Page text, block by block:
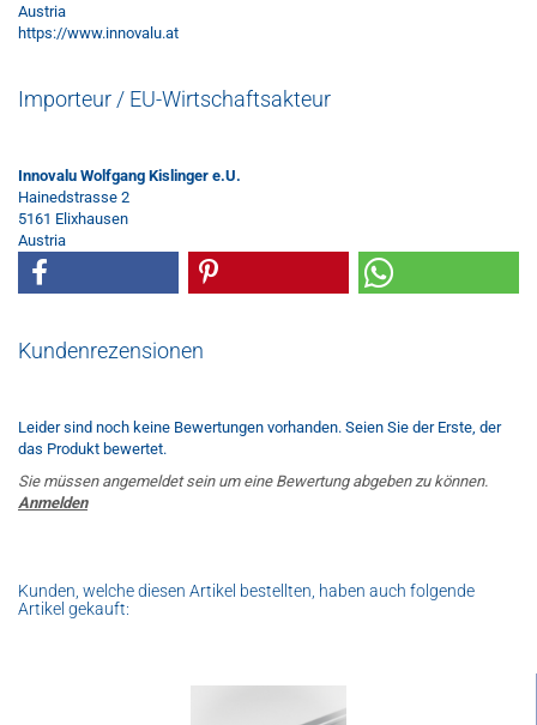
Austria
https://www.innovalu.at
Importeur / EU-Wirtschaftsakteur
Innovalu Wolfgang Kislinger e.U.
Hainedstrasse 2
5161 Elixhausen
Austria
Kundenrezensionen
Leider sind noch keine Bewertungen vorhanden. Seien Sie der Erste, der
das Produkt bewertet.
Sie müssen angemeldet sein um eine Bewertung abgeben zu können.
Anmelden
Kunden, welche diesen Artikel bestellten, haben auch folgende
Artikel gekauft: